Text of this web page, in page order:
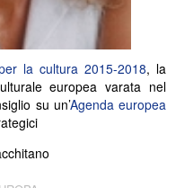
la cultura 2015-2018, la
europea varata nel
su un’Agenda europea